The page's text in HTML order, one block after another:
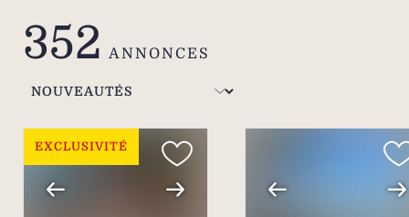
dans les Alpes, à Méribel et à
Courchevel, découvrez notre sélection
de villas et appartements.
352 ANNONCES
EXCLUSIVITÉ